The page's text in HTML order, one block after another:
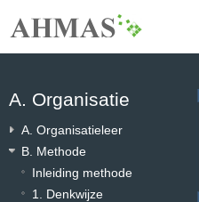
A. Organisatie
A. Organisatieleer
B. Methode
Inleiding methode
1. Denkwijze